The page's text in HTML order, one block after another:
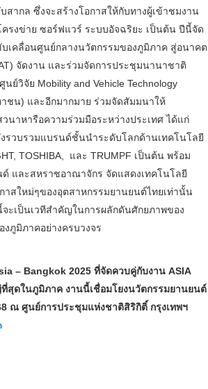
ากล ซึ่งจะสร้างโอกาสให้กับทางผู้เข้าชมงาน
รงข่าย ซอร์ฟแวร์ ระบบอัจฉริยะ เป็นต้น ปีนี้จัด
บเคลื่อนศูนย์กลางนวัตกรรมของภูมิภาค สู่อนาคต
จัดงาน และร่วมจัดการประชุมนานาชาติ
ย์วิจัย Mobility and Vehicle Technology
ชน) และอีกมากมาย ร่วมจัดสัมมนาให้
นาหารือความร่วมมือระหว่างประเทศ ได้แก่
งรวบรวมแบรนด์ชั้นนำระดับโลกด้านเทคโนโลยี
TOSHIBA, และ TRUMPF เป็นต้น พร้อม
และสหราชอาณาจักร จัดแสดงเทคโนโลยี
าสใหม่ๆของอุตสาหกรรมยานยนต์ไทยเท่านั้น
ะเป็นเวทีสำคัญในการผลักดันศักยภาพของ
ภูมิภาคอย่างครบวงจร
– Bangkok 2025 ที่จัดควบคู่กับงาน ASIA
สุดในภูมิภาค งานนี้เชื่อมโยงนวัตกรรมยานยนต์
ณ ศูนย์การประชุมแห่งชาติสิริกิติ์ กรุงเทพฯ